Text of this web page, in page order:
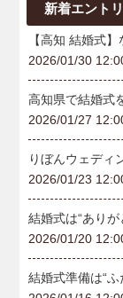
新着エント
【高知 結婚式
2026/01/30
高知県で結婚式
2026/01/27
りぼんウェディ
2026/01/23
結婚式は“あり
2026/01/20
結婚式準備は“